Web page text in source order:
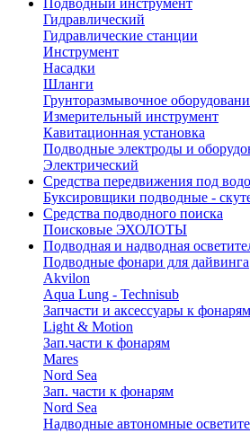
Подводный инструмент
Гидравлический
Гидравлические станции
Инструмент
Насадки
Шланги
Грунторазмывочное
Измерительный инструмент
Кавитационная установка
Подводные электроды и
Электрический
Средства передвижения под
Буксировщики подводные -
Средства подводного поиска
Поисковые ЭХОЛОТЫ
Подводная и надводная
Подводные фонари для дайвинга
Akvilon
Aqua Lung - Technisub
Запчасти и аксессуары к
Light & Motion
Зап.части к фонарям
Mares
Nord Sea
Зап. части к фонарям
Nord Sea
Надводные автономные